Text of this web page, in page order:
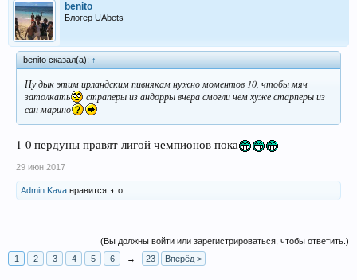
benito
Блогер UAbets
benito сказал(а): ↑
Ну дык этим ирландским пивнякам нужно моментов 10, чтобы мяч
затолкать
страперы из андорры вчера смогли чем хуже старперы из
сан марино
1-0 пердуны правят лигой чемпионов пока
29 июн 2017
Admin Kava нравится это.
(Вы должны войти или зарегистрироваться, чтобы ответить.)
1
2 3 4 5 6 → 23 Вперёд >